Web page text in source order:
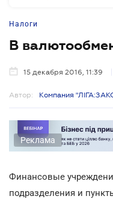
Налоги
В
15 декабря 2016, 11:39
Автор: Компания
Реклама
Финансовые
подразделения и